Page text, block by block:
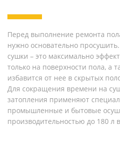
Перед выполнение ремонта
нужно основательно
сушки – это максимально
только на поверхности пола, а
избавится от нее в скрытых
Для сокращения времени на
затопления применяют
промышленные и бытовые
производительностью до 180 л